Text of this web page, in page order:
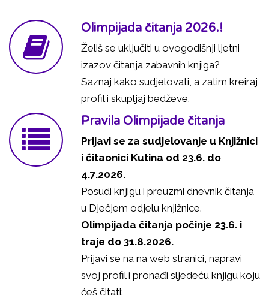
Olimpijada čitanja 2026.!
Želiš se uključiti u ovogodišnji ljetni
izazov čitanja zabavnih knjiga?
Saznaj kako sudjelovati, a zatim kreiraj
profil i skupljaj bedževe.
Pravila Olimpijade čitanja
Prijavi se za sudjelovanje u Knjižnici
i čitaonici Kutina od 23.6. do
4.7.2026.
Posudi knjigu i preuzmi dnevnik čitanja
u Dječjem odjelu knjižnice.
Olimpijada čitanja počinje 23.6. i
traje do 31.8.2026.
Prijavi se na na web stranici, napravi
svoj profil i pronađi sljedeću knjigu koju
ćeš čitati: